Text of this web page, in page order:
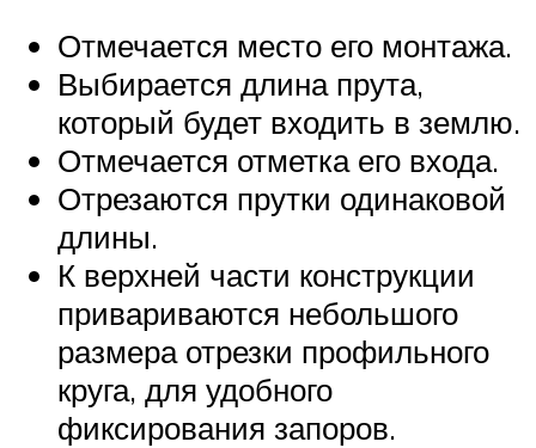
Отмечается место его монтажа.
Выбирается длина прута,
который будет входить в землю.
Отмечается отметка его входа.
Отрезаются прутки одинаковой
длины.
К верхней части конструкции
привариваются небольшого
размера отрезки профильного
круга, для удобного
фиксирования запоров.